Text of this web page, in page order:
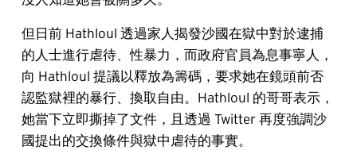
但日前 Hathloul 透過家人揭發沙國在獄中對於逮捕
的人士進行虐待、性暴力，而政府官員為息事寧人，
向 Hathloul 提議以釋放為籌碼，要求她在鏡頭前否
認監獄裡的暴行、換取自由。Hathloul 的哥哥表示，
她當下立即撕掉了文件，且透過 Twitter 再度強調沙
國提出的交換條件與獄中虐待的事實。